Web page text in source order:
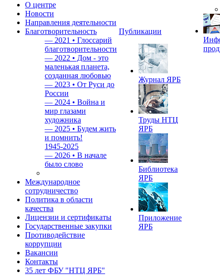
О центре
Новости
Направления деятельности
Благотворительность
— 2021 • Глоссарий
благотворительности
— 2022 • Дом - это
маленькая планета,
созданная любовью
— 2023 • От Руси до
России
— 2024 • Война и
мир глазами
художника
— 2025 • Будем жить
и помнить!
1945-2025
— 2026 • В начале
было слово
Международное
сотрудничество
Политика в области
качества
Лицензии и сертификаты
Государственные закупки
Противодействие
коррупции
Вакансии
Контакты
35 лет ФБУ "НТЦ ЯРБ"
Публикации
Журнал ЯРБ
Труды НТЦ
ЯРБ
Библиотека
ЯРБ
Приложение
ЯРБ